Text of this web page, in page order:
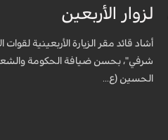
لزوار الأربعين
أشاد قائد مقر الزيارة الأربعينية
شرفي"، بحسن ضيافة الحكومة والشعب
الحسين (ع...